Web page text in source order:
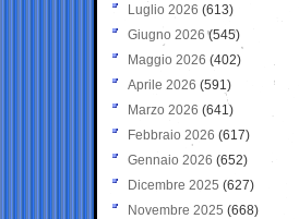
Luglio 2026 (613)
Giugno 2026 (545)
Maggio 2026 (402)
Aprile 2026 (591)
Marzo 2026 (641)
Febbraio 2026 (617)
Gennaio 2026 (652)
Dicembre 2025 (627)
Novembre 2025 (668)